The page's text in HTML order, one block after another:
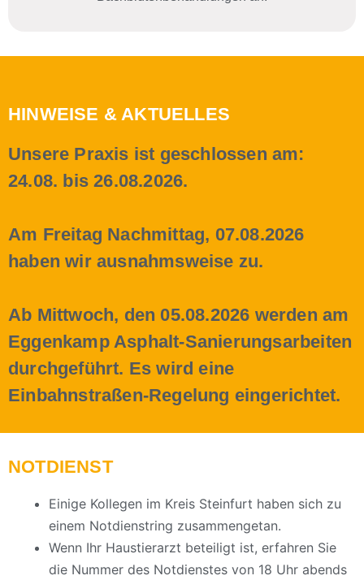
HINWEISE & AKTUELLES
Unsere Praxis ist geschlossen am:
24.08. bis 26.08.2026.
Am Freitag Nachmittag, 07.08.2026
haben wir ausnahmsweise zu.
Ab Mittwoch, den 05.08.2026 werden am
Eggenkamp Asphalt-Sanierungsarbeiten
durchgeführt. Es wird eine
Einbahnstraßen-Regelung eingerichtet.
NOTDIENST
Einige Kollegen im Kreis Steinfurt haben sich zu
einem Notdienstring zusammengetan.
Wenn Ihr Haustierarzt beteiligt ist, erfahren Sie
die Nummer des Notdienstes von 18 Uhr abends